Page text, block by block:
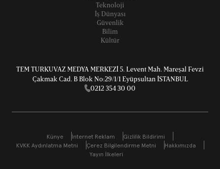
Teknoloji
İş Dünyası
Güvenlik
Bilim
Kültür
TEM TURKUVAZ MEDYA MERKEZİ 5. Levent Mah. Mareşal Fevzi
Çakmak Cad. B Blok No:29/1/1 Eyüpsultan İSTANBUL
0212 354 30 00
Künye İnternet Reklam
Gizlilik Bildirimi
KVKK Aydınlatma Metni
Çerez Bilgilendirme Metni
Hakkımızda
Yayın İlkeleri